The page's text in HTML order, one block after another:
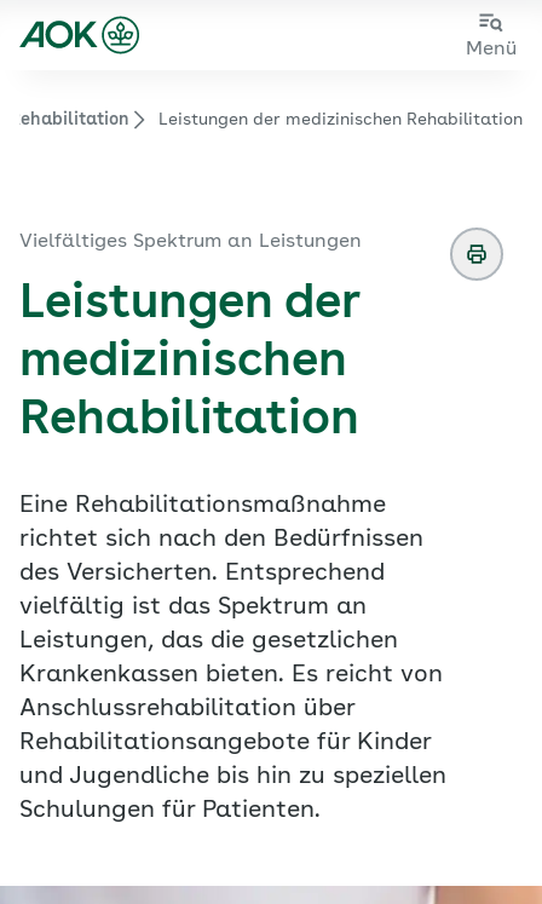
Zum
Zur
Menü
Zur Startseite von der Website aok.de/gp
Rehabilitation Leistungen der medizinischen Rehabilitation
Vielfältiges Spektrum an Leistungen
Leistungen der
medizinischen
Rehabilitation
Eine Rehabilitationsmaßnahme
richtet sich nach den Bedürfnissen
des Versicherten. Entsprechend
vielfältig ist das Spektrum an
Leistungen, das die gesetzlichen
Krankenkassen bieten. Es reicht von
Anschlussrehabilitation über
Rehabilitationsangebote für Kinder
und Jugendliche bis hin zu speziellen
Schulungen für Patienten.